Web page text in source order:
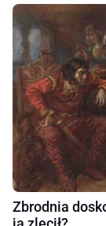
Zbrodnia